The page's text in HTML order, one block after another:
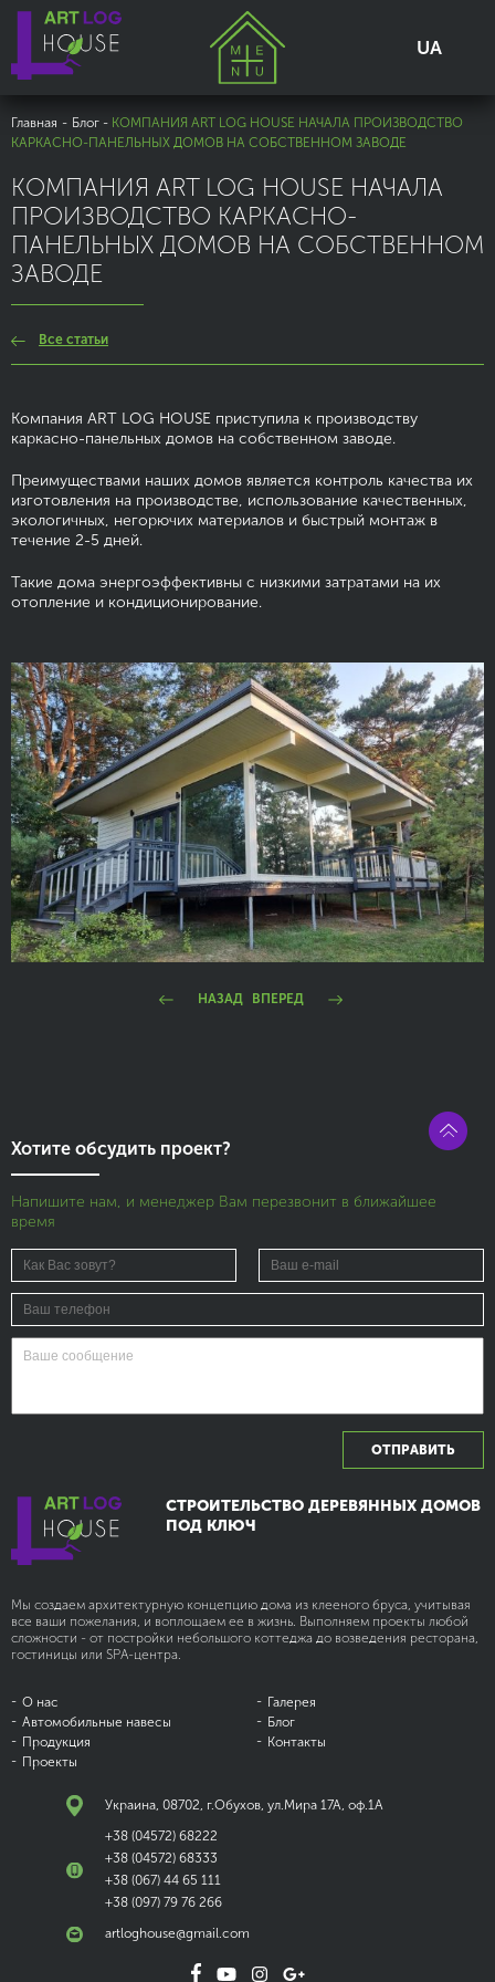
UA
Главная - Блог - КОМПАНИЯ ART LOG HOUSE НАЧАЛА ПРОИЗВОДСТВО
КАРКАСНО-ПАНЕЛЬНЫХ ДОМОВ НА СОБСТВЕННОМ ЗАВОДЕ
КОМПАНИЯ ART LOG HOUSE НАЧАЛА
ПРОИЗВОДСТВО КАРКАСНО-
ПАНЕЛЬНЫХ ДОМОВ НА СОБСТВЕННОМ
ЗАВОДЕ
Все статьи
Компания ART LOG HOUSE приступила к производству
каркасно-панельных домов на собственном заводе.
Преимуществами наших домов является контроль качества их
изготовления на производстве, использование качественных,
экологичных, негорючих материалов и быстрый монтаж в
течение 2-5 дней.
Такие дома энергоэффективны с низкими затратами на их
отопление и кондиционирование.
НАЗАД ВПЕРЕД
СТРОИТЕЛЬСТВО ДЕРЕВЯННЫХ ДОМОВ
ПОД КЛЮЧ
Мы создаем архитектурную концепцию дома из клееного бруса, учитывая
все ваши пожелания, и воплощаем ее в жизнь. Выполняем проекты любой
сложности - от постройки небольшого коттеджа до возведения ресторана,
гостиницы или SPA-центра.
О нас
Автомобильные навесы
Продукция
Проекты
Галерея
Блог
Контакты
Украина, 08702, г.Обухов, ул.Мира 17А, оф.1А
+38 (04572) 68222
+38 (04572) 68333
+38 (067) 44 65 111
+38 (097) 79 76 266
artloghouse@gmail.com
Хотите обсудить проект?
Напишите нам, и менеджер Вам перезвонит в ближайшее
время
ОТПРАВИТЬ